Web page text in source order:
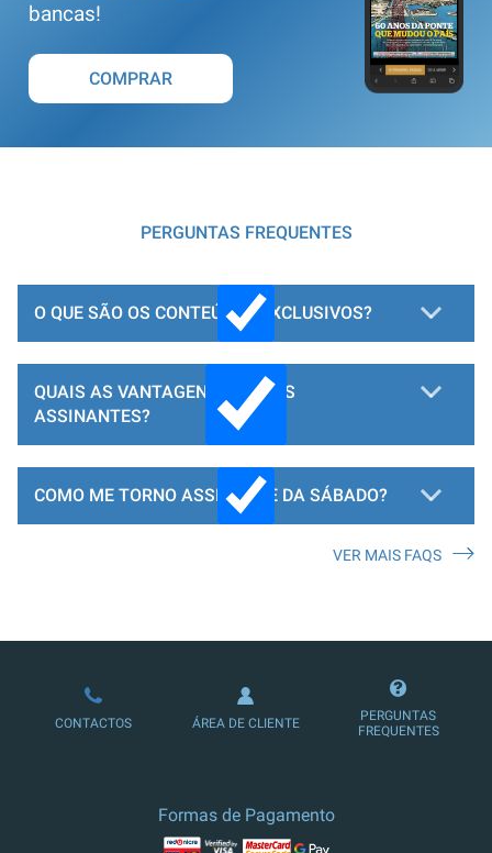
bancas!
COMPRAR
PERGUNTAS FREQUENTES
O QUE SÃO OS CONTEÚDOS EXCLUSIVOS?
QUAIS AS VANTAGENS PARA OS
ASSINANTES?
COMO ME TORNO ASSINANTE DA SÁBADO?
LOJA DE ASSINATURAS
VER MAIS FAQS
CONTACTOS ÁREA DE CLIENTE
PERGUNTAS
FREQUENTES
Formas de Pagamento